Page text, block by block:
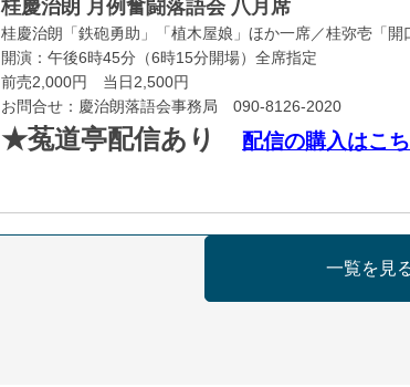
桂慶治朗 月例奮闘落語会 八月席
桂慶治朗「鉄砲勇助」「植木屋娘」ほか一席／桂弥壱「開
開演：午後6時45分（6時15分開場）全席指定
前売2,000円 当日2,500円
お問合せ：慶治朗落語会事務局 090-8126-2020
★菟道亭配信あり 配信の購入はこ
一覧を見